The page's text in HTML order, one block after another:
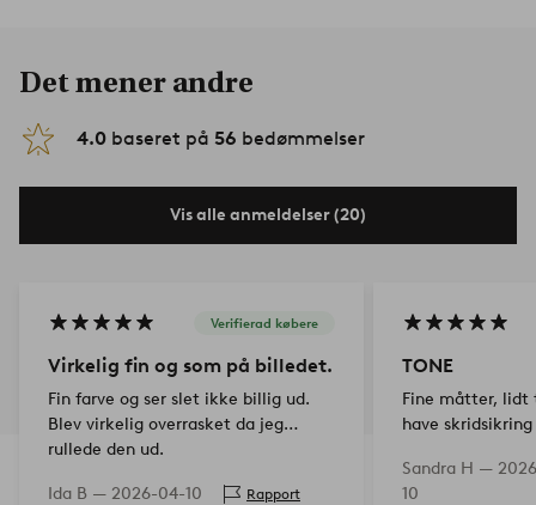
Det mener andre
4.0 baseret på 56 bedømmelser
Vis alle anmeldelser (20)
Verifierad købere
Virkelig fin og som på billedet.
Fin farve og ser slet ikke billig ud.
Blev virkelig overrasket da jeg
rullede den ud.
Ida B — 2026-04-10 Rapport
TONE
Fine måtter, lidt
have
Sandra H —
10